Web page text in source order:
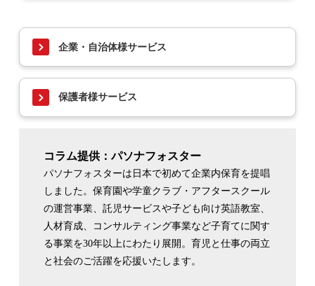
企業・自治体様サービス
保護者様サービス
コラム提供：パソナフォスター
パソナフォスターは日本で初めて企業内保育を提唱
しました。保育園や学童クラブ・アフタースクール
の運営事業、託児サービスや子ども向け英語教室、
人材育成、コンサルティング事業など子育てに関す
る事業を30年以上にわたり展開。育児と仕事の両立
と社会のご活躍を応援いたします。